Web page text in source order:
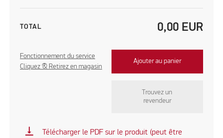
TOTAL 0,00 EUR
Fonctionnement du service
Cliquez & Retirez en magasin
Ajouter au panier
Trouvez un
revendeur
vertical_align_bottom
Télécharger le PDF sur le produit (peut être